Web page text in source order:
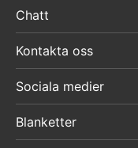
Chatt
Kontakta oss
Sociala medier
Blanketter